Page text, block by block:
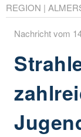
REGION |
Nachricht vom